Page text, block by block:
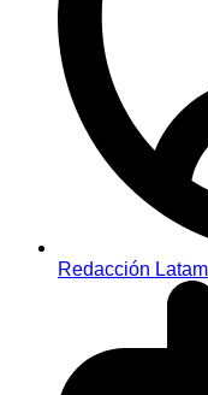
Redacción Latam